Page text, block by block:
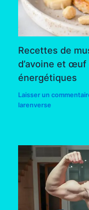
Recettes de
d’avoine et
énergétiques
Laisser un
larenverse